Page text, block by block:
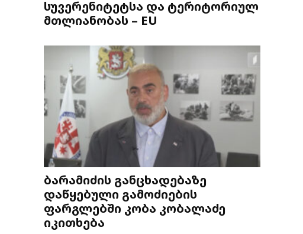
სუვერენიტეტსა და ტერიტორიულ
მთლიანობას – EU
ბარამიძის განცხადებაზე
დაწყებული გამოძიების
ფარგლებში კობა კობალაძე
იკითხება